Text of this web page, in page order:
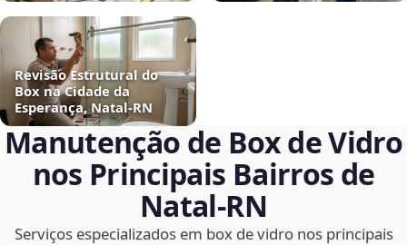
Revisão Estrutural do
Box na Cidade da
Esperança, Natal‑RN
Manutenção de Box de Vidro
nos Principais Bairros de
Natal‑RN
Serviços especializados em box de vidro nos principais